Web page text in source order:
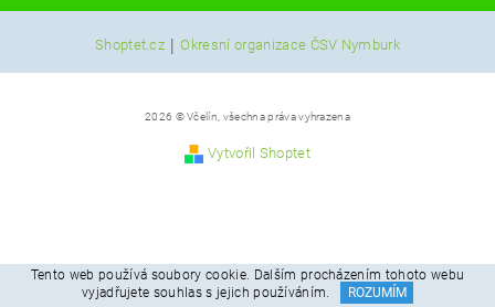
Shoptet.cz | Okresní organizace ČSV Nymburk
2026 © Včelín, všechna práva vyhrazena
Vytvořil Shoptet
Tento web používá soubory cookie. Dalším procházením tohoto webu
vyjadřujete souhlas s jejich používáním.
ROZUMÍM